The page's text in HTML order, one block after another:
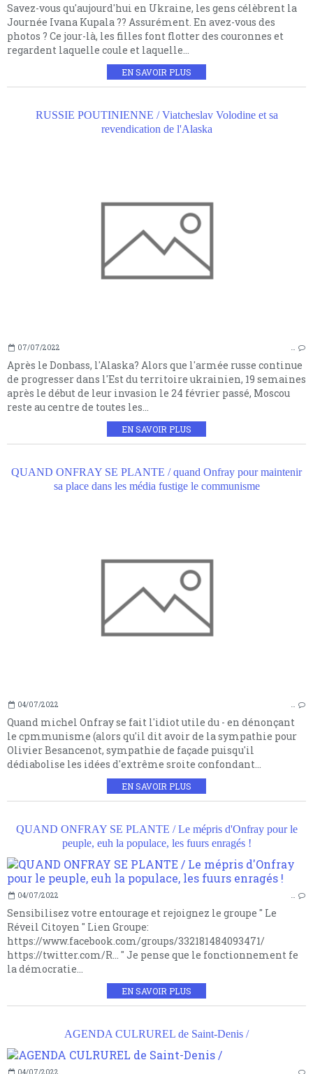
Savez-vous qu'aujourd'hui en Ukraine, les gens célèbrent la
Journée Ivana Kupala ?? Assurément. En avez-vous des
photos ? Ce jour-là, les filles font flotter des couronnes et
regardent laquelle coule et laquelle...
EN SAVOIR PLUS
RUSSIE POUTINIENNE / Viatcheslav Volodine et sa
revendication de l'Alaska
07/07/2022 …
Après le Donbass, l'Alaska? Alors que l'armée russe continue
de progresser dans l'Est du territoire ukrainien, 19 semaines
après le début de leur invasion le 24 février passé, Moscou
reste au centre de toutes les...
EN SAVOIR PLUS
QUAND ONFRAY SE PLANTE / quand Onfray pour maintenir
sa place dans les média fustige le communisme
04/07/2022 …
Quand michel Onfray se fait l'idiot utile du - en dénonçant
le cpmmunisme (alors qu'il dit avoir de la sympathie pour
Olivier Besancenot, sympathie de façade puisqu'il
dédiabolise les idées d'extrême sroite confondant...
EN SAVOIR PLUS
QUAND ONFRAY SE PLANTE / Le mépris d'Onfray pour le
peuple, euh la populace, les fuurs enragés !
04/07/2022 …
Sensibilisez votre entourage et rejoignez le groupe " Le
Réveil Citoyen " Lien Groupe:
https://www.facebook.com/groups/332181484093471/
https://twitter.com/R... " Je pense que le fonctionnement fe
la démocratie...
EN SAVOIR PLUS
AGENDA CULRUREL de Saint-Denis /